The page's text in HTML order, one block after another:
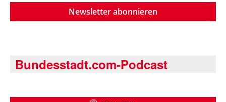
Newsletter abonnieren
Bundesstadt.com-Podcast